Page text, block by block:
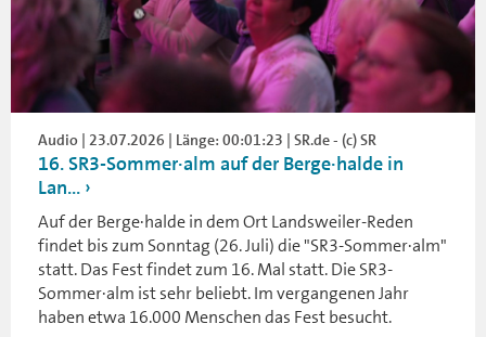
Audio | 23.07.2026 | Länge: 00:01:23 | SR.de - (c) SR
16. SR3-Sommer·alm auf der Berge·halde in
Lan...
Auf der Berge·halde in dem Ort Landsweiler-Reden
findet bis zum Sonntag (26. Juli) die "SR3-Sommer·alm"
statt. Das Fest findet zum 16. Mal statt. Die SR3-
Sommer·alm ist sehr beliebt. Im vergangenen Jahr
haben etwa 16.000 Menschen das Fest besucht.